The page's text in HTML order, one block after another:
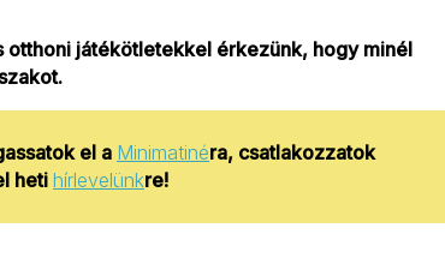
otthoni játékötletekkel érkezünk, hogy minél
el a Minimatinéra, csatlakozzatok
heti hírlevelünkre!